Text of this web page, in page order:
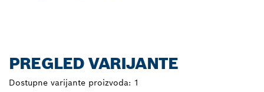
PREGLED VARIJANTE
Dostupne varijante proizvoda: 1